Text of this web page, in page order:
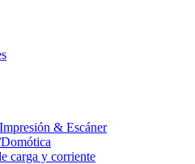
& Escáner
carga y corriente